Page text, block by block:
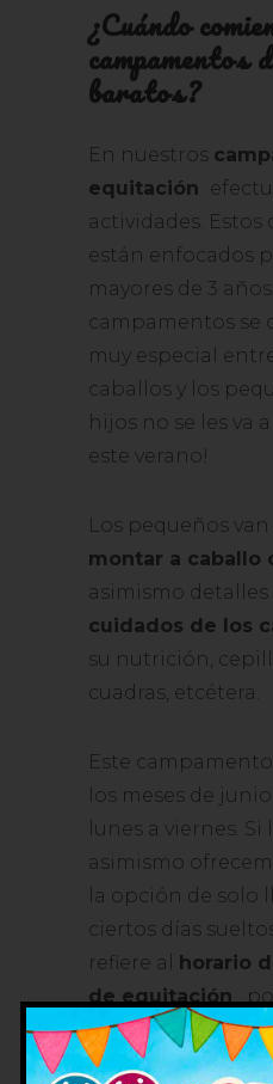
¿Cuándo
campamentos
baratos?
En nuestros
equitación
actividades.
están enfocados
mayores de 3
campamentos se
muy especial
caballos y los
hijos no se les va
este verano!
Los pequeños
montar a caballo
asimismo detalles
cuidados de los
su nutrición,
cuadras, etcétera.
Este
los meses de
lunes a viernes.
asimismo
la opción de solo
ciertos días
refiere al horario
de equitación ,
predisposición de
mamás 2 opciones